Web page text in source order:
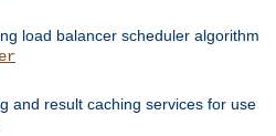
load balancer scheduler algorithm
and result caching services for use